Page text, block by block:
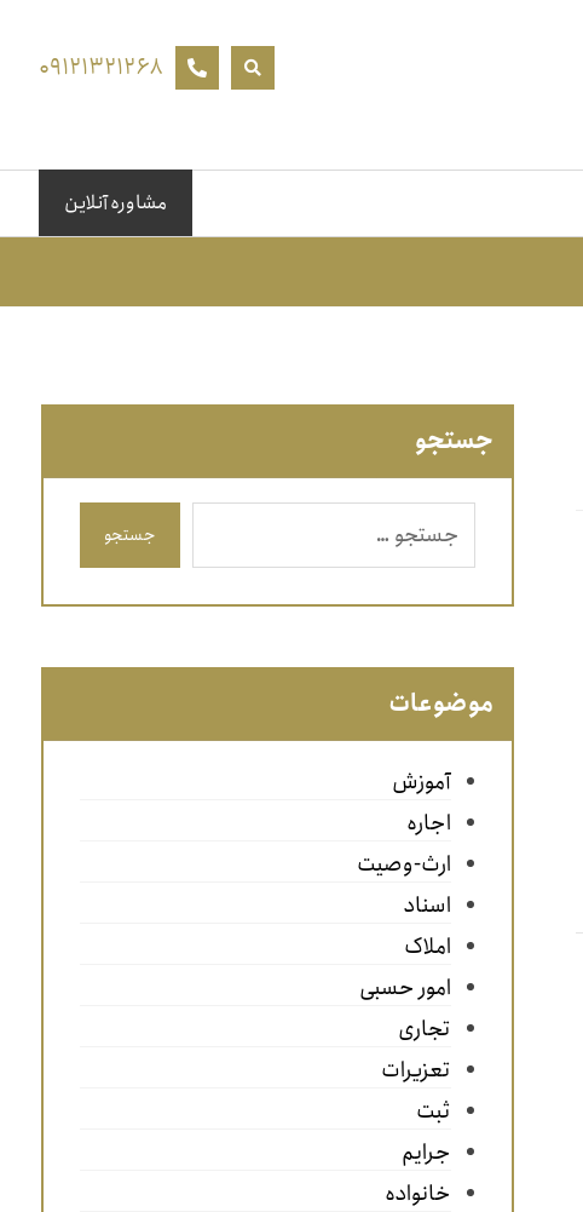
۰۹۱۲۱۳۲۱۲۶۸
مشاوره آنلاین
جستجو
جستجو
موضوعات
آموزش
اجاره
ارث-وصیت
اسناد
املاک
امور حسبی
تجاری
تعزیرات
ثبت
جرایم
خانواده